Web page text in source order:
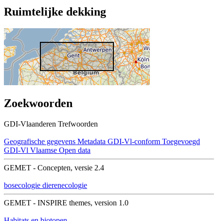
Ruimtelijke dekking
Zoekwoorden
GDI-Vlaanderen Trefwoorden
Geografische gegevens Metadata GDI-Vl-conform Toegevoegd
GDI-Vl Vlaamse Open data
GEMET - Concepten, versie 2.4
bosecologie dierenecologie
GEMET - INSPIRE themes, version 1.0